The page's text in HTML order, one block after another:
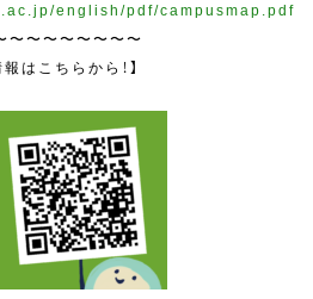
english/pdf/campusmap.pdf
〜〜〜〜〜〜〜〜
はこちらから！】